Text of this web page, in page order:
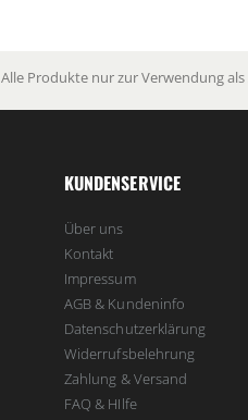
Alle Produkte nur zur Verwendung
KUNDENSERVICE
Über uns
Kontakt
Impressum
AGB & Kundeninfo
Datenschutzerklärung
Widerrufsbelehrung
Zahlung & Versand
FAQ & HIlfe